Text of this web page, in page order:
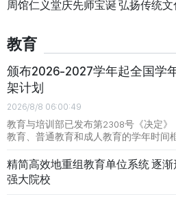
周馆仁义堂庆先师宝诞 弘扬传统文
教育
颁布2026-2027学年起全国学
架计划
2026/8/8 06:00:49
教育与培训部已发布第2308号《决定》
教育、普通教育和成人教育的学年时间
精简高效地重组教育单位系统 逐
强大院校